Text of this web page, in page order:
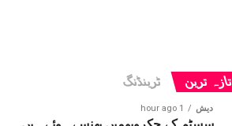
تازہ ترین ٹرینڈنگ
دیش 1 hour ago